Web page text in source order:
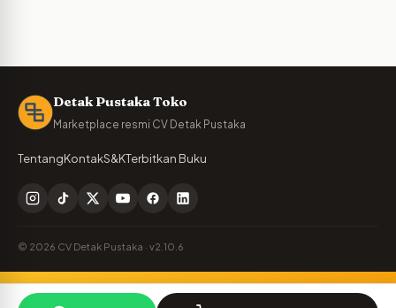
Detak Pustaka Toko
Marketplace resmi CV Detak Pustaka
TentangKontakS&KTerbitkan Buku
© 2026 CV Detak Pustaka · v2.10.6
Penulis Detak Pustaka?